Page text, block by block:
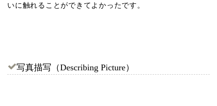
いに触れることができてよかったです。
写真描写（Describing Picture）